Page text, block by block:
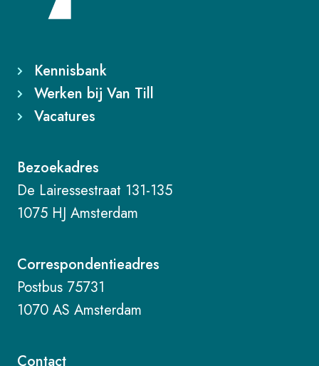
Kennisbank
Werken bij Van Till
Vacatures
Bezoekadres
De Lairessestraat 131-135
1075 HJ Amsterdam
Correspondentieadres
Postbus 75731
1070 AS Amsterdam
Contact